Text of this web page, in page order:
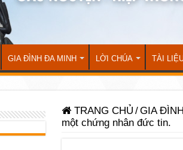
GIA ĐÌNH ĐA MINH LỜI CHÚA TÀI
TRANG CHỦ /GIA
một chứng nhân đức tin.